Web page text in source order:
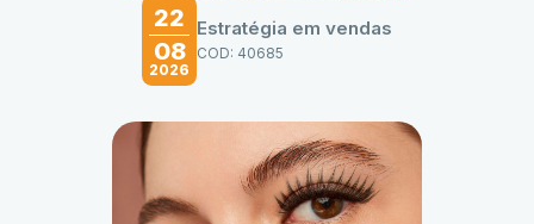
22
08
2026
Estratégia em vendas
COD: 40685